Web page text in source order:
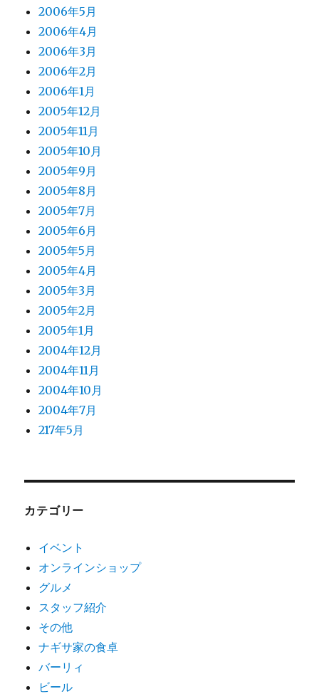
2006年5月
2006年4月
2006年3月
2006年2月
2006年1月
2005年12月
2005年11月
2005年10月
2005年9月
2005年8月
2005年7月
2005年6月
2005年5月
2005年4月
2005年3月
2005年2月
2005年1月
2004年12月
2004年11月
2004年10月
2004年7月
217年5月
カテゴリー
イベント
オンラインショップ
グルメ
スタッフ紹介
その他
ナギサ家の食卓
バーリィ
ビール